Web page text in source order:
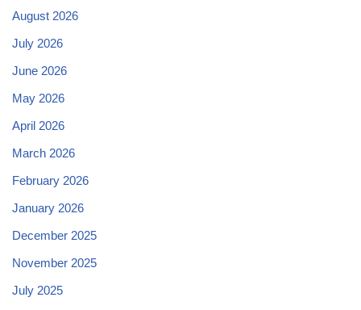
August 2026
July 2026
June 2026
May 2026
April 2026
March 2026
February 2026
January 2026
December 2025
November 2025
July 2025